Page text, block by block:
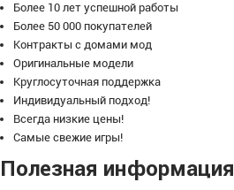
Более 10 лет успешной работы
Более 50 000 покупателей
Контракты с домами мод
Оригинальные модели
Круглосуточная поддержка
Индивидуальный подход!
Всегда низкие цены!
Самые свежие игры!
Полезная информация